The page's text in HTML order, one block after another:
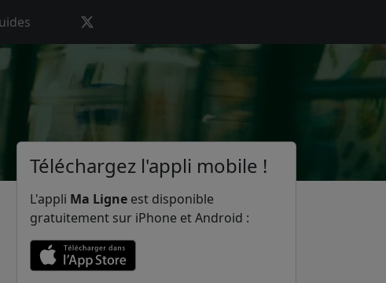
Téléchargez l'appli mobile !
L'appli Ma Ligne est disponible
gratuitement sur iPhone et Android :